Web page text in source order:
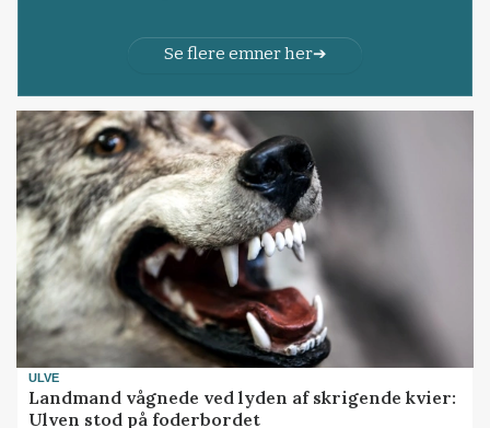
Se flere emner her
ULVE
Landmand vågnede ved lyden af skrigende kvier:
Ulven stod på foderbordet